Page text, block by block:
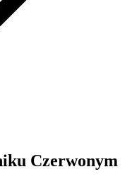
Czerwonym